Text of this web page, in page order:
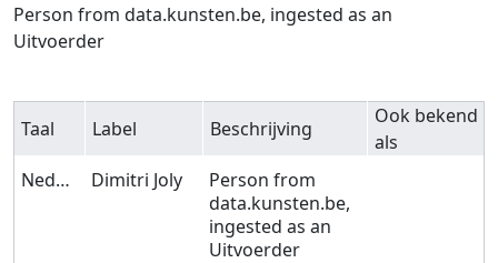
Ga naar:navigatie,zoeken
Person from data.kunsten.be, ingested as an
Uitvoerder
Taal Label Beschrijving
Ook bekend
als
Nederlands
Dimitri Joly
Person from
data.kunsten.be,
ingested as an
Uitvoerder